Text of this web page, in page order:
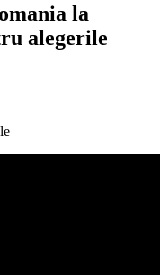
la
alegerile